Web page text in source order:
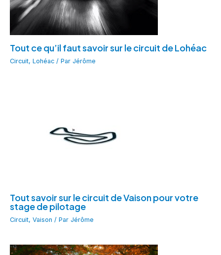
Tout ce qu’il faut savoir sur le circuit de Lohéac
Circuit, Lohéac / Par Jérôme
Tout savoir sur le circuit de Vaison pour votre
stage de pilotage
Circuit, Vaison / Par Jérôme